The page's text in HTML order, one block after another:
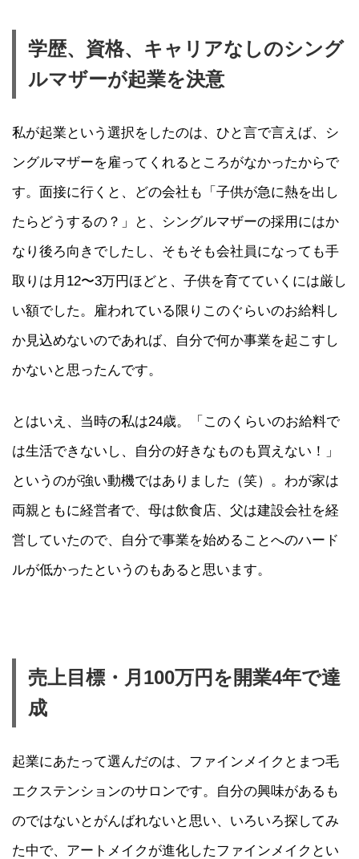
学歴、資格、キャリアなしのシング
ルマザーが起業を決意
私が起業という選択をしたのは、ひと言で言えば、シ
ングルマザーを雇ってくれるところがなかったからで
す。面接に行くと、どの会社も「子供が急に熱を出し
たらどうするの？」と、シングルマザーの採用にはか
なり後ろ向きでしたし、そもそも会社員になっても手
取りは月12〜3万円ほどと、子供を育てていくには厳し
い額でした。雇われている限りこのぐらいのお給料し
か見込めないのであれば、自分で何か事業を起こすし
かないと思ったんです。
とはいえ、当時の私は24歳。「このくらいのお給料で
は生活できないし、自分の好きなものも買えない！」
というのが強い動機ではありました（笑）。わが家は
両親ともに経営者で、母は飲食店、父は建設会社を経
営していたので、自分で事業を始めることへのハード
ルが低かったというのもあると思います。
売上目標・月100万円を開業4年で達
成
起業にあたって選んだのは、ファインメイクとまつ毛
エクステンションのサロンです。自分の興味があるも
のではないとがんばれないと思い、いろいろ探してみ
た中で、アートメイクが進化したファインメイクとい